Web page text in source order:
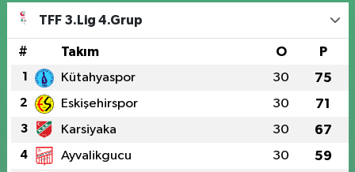
TFF 3.Lig 4.Grup
# Takım O P
1 Kütahyaspor 30 75
2 Eskişehirspor 30 71
3 Karsiyaka 30 67
4 Ayvalikgucu 30 59